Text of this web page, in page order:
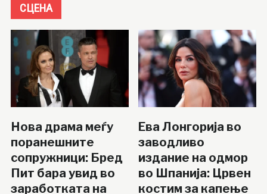
СЦЕНА
Нова драма меѓу
поранешните
сопружници: Бред
Пит бара увид во
заработката на
Ева Лонгорија во
заводливо
издание на одмор
во Шпанија: Црвен
костим за капење